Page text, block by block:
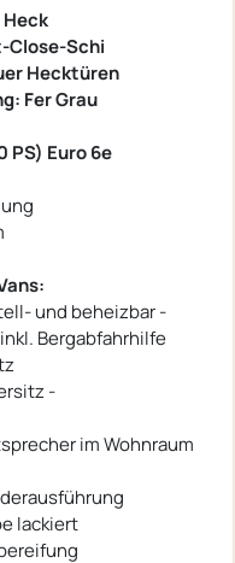
Close-Schi
Hecktüren
Fer Grau
PS) Euro 6e
und beheizbar -
Bergabfahrhilfe
-
im Wohnraum
lackiert